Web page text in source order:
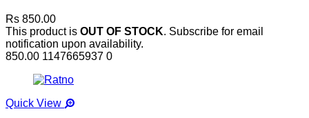
Rs 850.00
This product is OUT OF STOCK. Subscribe for email
notification upon availability.
850.00 1147665937 0
Quick View